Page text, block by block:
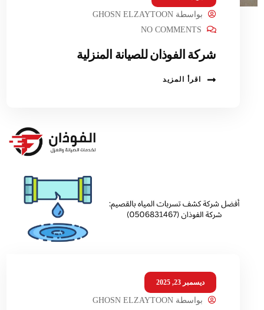
بواسطةGHOSN ELZAYTOON
NO COMMENTS
شركة الفوذان للصيانة المنزلية
اقرأ المزيد
ديسمبر 23, 2025
بواسطةGHOSN ELZAYTOON